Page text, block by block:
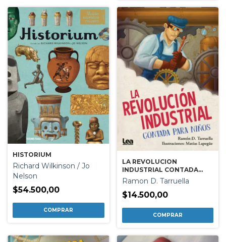
HISTORIUM
Richard Wilkinson / Jo
Nelson
$54.500,00
LA REVOLUCION
INDUSTRIAL CONTADA
PARA NIÑOS
Ramon D. Tarruella
$14.500,00